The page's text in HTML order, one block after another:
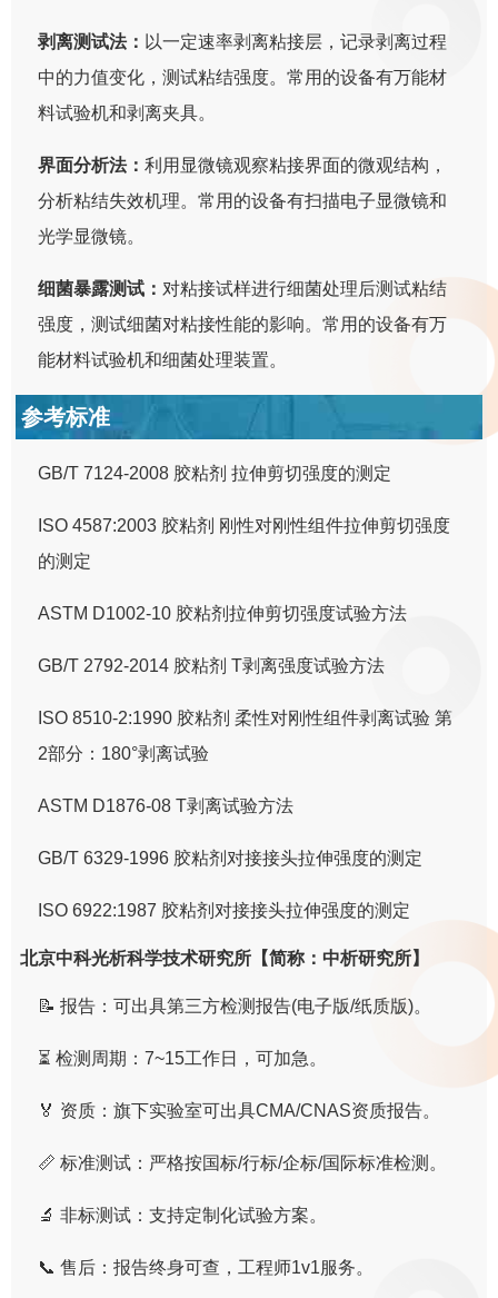
剥离测试法： 以一定速率剥离粘接层，记录剥离过程
中的力值变化，测试粘结强度。常用的设备有万能材
料试验机和剥离夹具。
界面分析法：利用显微镜观察粘接界面的微观结构，
分析粘结失效机理。常用的设备有扫描电子显微镜和
光学显微镜。
细菌暴露测试： 对粘接试样进行细菌处理后测试粘结
强度，测试细菌对粘接性能的影响。常用的设备有万
能材料试验机和细菌处理装置。
参考标准
GB/T 7124-2008 胶粘剂 拉伸剪切强度的测定
ISO 4587:2003 胶粘剂 刚性对刚性组件拉伸剪切强度
的测定
ASTM D1002-10 胶粘剂拉伸剪切强度试验方法
GB/T 2792-2014 胶粘剂 T剥离强度试验方法
ISO 8510-2:1990 胶粘剂 柔性对刚性组件剥离试验 第
2部分：180°剥离试验
ASTM D1876-08 T剥离试验方法
GB/T 6329-1996 胶粘剂对接接头拉伸强度的测定
ISO 6922:1987 胶粘剂对接接头拉伸强度的测定
北京中科光析科学技术研究所【简称：中析研究所】
📝 报告：可出具第三方检测报告(电子版/纸质版)。
⏳ 检测周期：7~15工作日，可加急。
🏅 资质：旗下实验室可出具CMA/CNAS资质报告。
📏 标准测试：严格按国标/行标/企标/国际标准检测。
🔬 非标测试：支持定制化试验方案。
📞 售后：报告终身可查，工程师1v1服务。